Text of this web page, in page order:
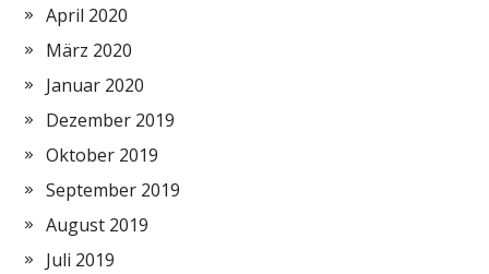
April 2020
März 2020
Januar 2020
Dezember 2019
Oktober 2019
September 2019
August 2019
Juli 2019